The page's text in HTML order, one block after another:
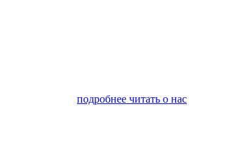
подробнее читать о нас